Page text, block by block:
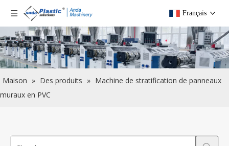
Français
Maison » Des produits » Machine de stratification de panneaux
muraux en PVC